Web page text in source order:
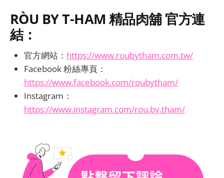
RÒU BY T-HAM 精品肉舖 官方連
結：
官方網站： https://www.roubytham.com.tw/
Facebook 粉絲專頁：
https://www.facebook.com/roubytham/
Instagram：
https://www.instagram.com/rou.by.tham/